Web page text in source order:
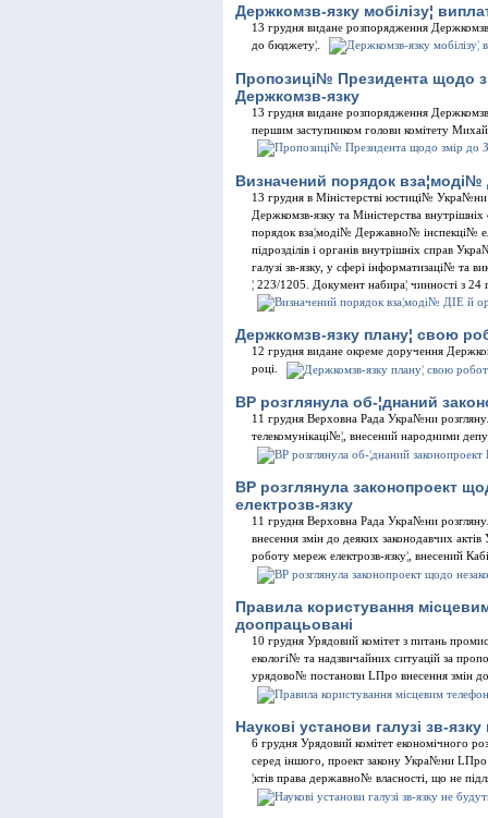
Держкомзв-язку мобiлiзу¦
13 грудня видане розпорядження
до бюджету¦.
Пропозицi№ Президента щодо
Держкомзв-язку
13 грудня видане розпорядження
першим заступником голови комiтету
Визначений порядок
13 грудня в Мiнiстерствi юстицi№ Укра№ни
Держкомзв-язку та Мiнiстерства
порядок вза¦модi№ Державно№ iнспекцi№
пiдроздiлiв i органiв внутрiшнiх справ
галузi зв-язку, у сферi iнформатизацi№ та
¦ 223/1205. Документ набира¦ чинностi з 24
Держкомзв-язку плану¦ свою
12 грудня видане окреме доручення
роцi.
ВР розглянула об-¦днаний
11 грудня Верховна Рада Укра№ни
телекомунiкацi№¦, внесений народними
ВР розглянула законопроект
електрозв-язку
11 грудня Верховна Рада Укра№ни
внесення змiн до деяких законодавчих
роботу мереж електрозв-язку¦, внесений
Правила користування
доопрацьованi
10 грудня Урядовий комiтет з питань
екологi№ та надзвичайних ситуацiй за
урядово№ постанови LПро внесення змiн
Науковi установи галузi зв-
6 грудня Урядовий комiтет економiчного
серед iншого, проект закону Укра№ни
¦ктiв права державно№ власностi, що не